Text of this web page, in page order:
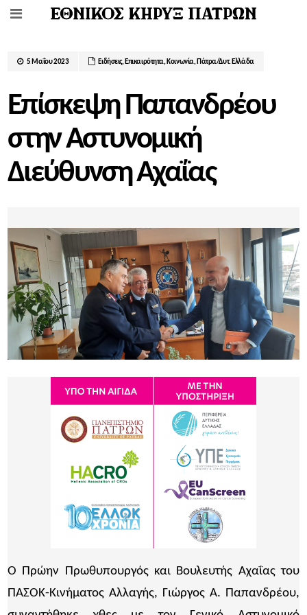
5 Μαΐου 2023 Ειδήσεις, Επικαιρότητα, Κοινωνία, Πάτρα/Δυτ. Ελλάδα
Επίσκεψη Παπανδρέου
στην Αστυνομική
Διεύθυνση Αχαΐας
Ο Πρώην Πρωθυπουργός και Βουλευτής Αχαΐας του
ΠΑΣΟΚ-Κινήματος Αλλαγής, Γιώργος Α. Παπανδρέου,